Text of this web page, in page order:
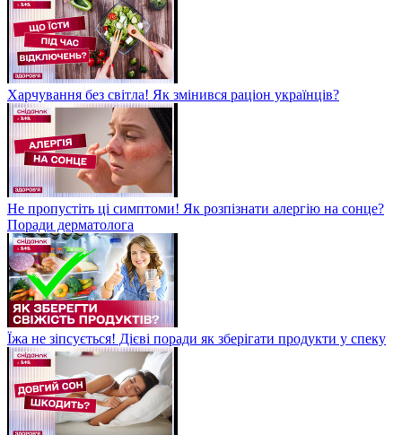
Харчування без світла! Як змінився раціон українців?
Не пропустіть ці симптоми! Як розпізнати алергію на сонце?
Поради дерматолога
Їжа не зіпсується! Дієві поради як зберігати продукти у спеку